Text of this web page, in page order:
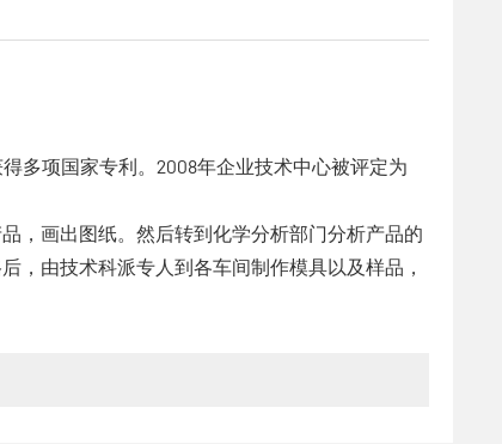
多项国家专利。2008年企业技术中心被评定为
，画出图纸。然后转到化学分析部门分析产品的
，由技术科派专人到各车间制作模具以及样品，